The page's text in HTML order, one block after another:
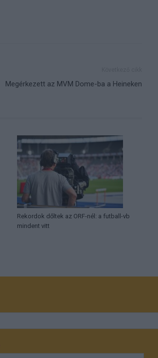
Megérkezett az MVM Dome-ba a Heineken
Rekordok dőltek az ORF-nél: a futball-vb
mindent vitt